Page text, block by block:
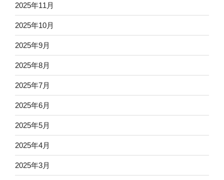
2025年11月
2025年10月
2025年9月
2025年8月
2025年7月
2025年6月
2025年5月
2025年4月
2025年3月